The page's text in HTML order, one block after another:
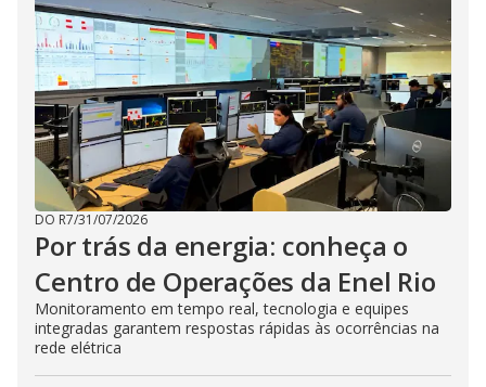
o
DO R7/31/07/2026
Por trás da energia: conheça o
Centro de Operações da Enel Rio
Monitoramento em tempo real, tecnologia e equipes
integradas garantem respostas rápidas às ocorrências na
rede elétrica